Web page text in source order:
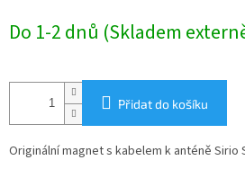
cena:
Do 1-2 dnů (Skladem
Přidat do košíku
Originální magnet s kabelem k anténě Sirio